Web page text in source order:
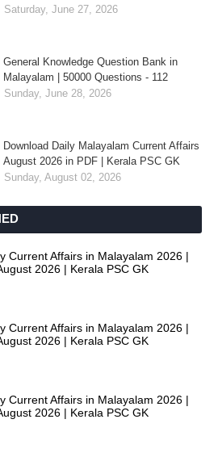
Saturday, June 27, 2026
General Knowledge Question Bank in
Malayalam | 50000 Questions - 112
Sunday, June 28, 2026
Download Daily Malayalam Current Affairs
August 2026 in PDF | Kerala PSC GK
Sunday, August 02, 2026
Current Affairs in Malayalam 2026 |
2026 | Kerala PSC GK
Current Affairs in Malayalam 2026 |
2026 | Kerala PSC GK
Current Affairs in Malayalam 2026 |
2026 | Kerala PSC GK